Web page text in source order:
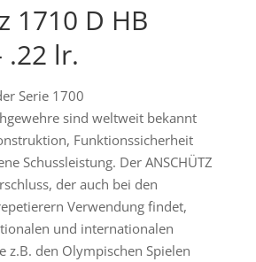
1710 D HB
.22 lr.
Serie 1700
sind weltweit bekannt
Funktionssicherheit
Schussleistung. Der ANSCHÜTZ
der auch bei den
Verwendung findet,
und internationalen
z.B. den Olympischen Spielen